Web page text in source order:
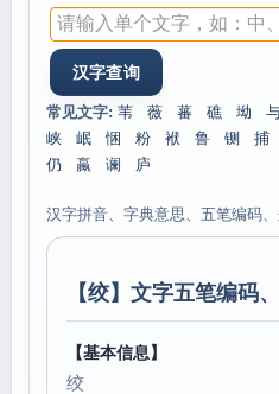
常见文字: 苇 薇 蕃 礁 坳
峡
岷 悃 粉 袱 鲁 铡 捕
仍
蠃 谰 庐
汉字拼音、字典意思、五笔编码
【绞】文字五笔编码
【基本信息】
绞